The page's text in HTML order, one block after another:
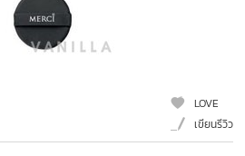
LOVE
เขียนรีวิว